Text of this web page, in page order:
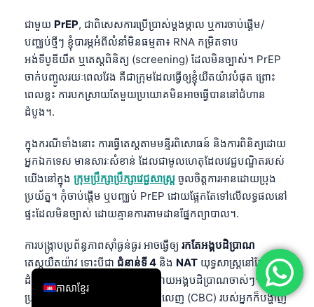
ជាមួយ PrEP, ជាពិសេសការប្រើប្រាស់ម្តងម្កាល ឬការចាប់ផ្តើម/
បញ្ឈប់ថ្មីៗ ខ្ញុំបារម្ភអំពីលំនាំមិនធម្មតា៖ RNA កម្រិតទាប
អង់ទីបូឌីយឺត ឬតេស្តពិនិត្យ (screening) ដែលមិនច្បាស់។ PrEP
ចាក់បញ្ចូលរយៈពេលវែង គឺជាក្រុមដែលធ្វើឲ្យខ្ញុំយឺតយ៉ាវបំផុត ព្រោះ
ពេលខ្លះ ការបកស្រាយតែមួយប្រយោគមិនអាចធ្វើបាននៅជំហាន
ដំបូង។.
ក្នុងករណីទាំងនោះ ការធ្វើតេស្តតាមមន្ទីរពិសោធន៍ និងការពិនិត្យដោយ
អ្នកឯកទេស មានសារៈសំខាន់ ដែលជាមូលហេតុដែលវេជ្ជបណ្ឌិតរបស់
យើងនៅក្នុង ក្រុមប្រឹក្សាប្រឹក្សាវេជ្ជសាស្ត្រ ចូលចិត្តការអានដោយប្រុង
ប្រយ័ត្ន។ កុំចាប់ផ្តើម ឬបញ្ឈប់ PrEP ដោយផ្អែកតែទៅលើលទ្ធផលនៅ
ផ្ទះដែលមិនច្បាស់ ដោយគ្មានការតាមដានផ្នែកព្យាបាល។.
ការបង្ក្រាបប្រព័ន្ធភាពស៊ាំធ្ងន់ធ្ងរ អាចធ្វើឲ្យ រកតែអង្គបដិប្រាណ
តេស្តយឺតយ៉ាវ ទោះបីជា ជំនាន់ទី 4 និង NAT យុទ្ធសាស្ត្រនៅតែ
ដំណើរការល្អជាងការត្រួតពិនិត្យតែដោយអង្គបដិប្រាណចាស់ៗ។
ប្រសិនបើការរាប់កោសិកាឈាមពេញលេញ (CBC) របស់អ្នកក៏បង្ហាញ
ភាសាខ្មែរ
English
Deutsch
العربية
Français
עִבְרִית
Italiano
Português
Ελληνικά
Türkçe
Română